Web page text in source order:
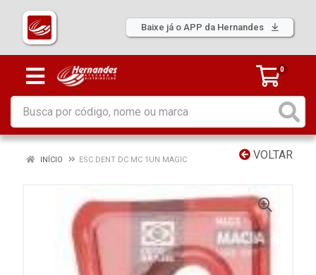
Baixe já o APP da Hernandes
0
VOLTAR
INÍCIO ESC DENT DC MC 1UN MAGIC